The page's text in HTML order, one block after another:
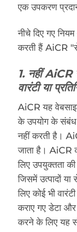
एक उपकरण
नीचे दिए गए
करती हैं AiCR
1. नहीं AiCR
वारंटी या
AiCR यह
के उपयोग के संबंध
नहीं करती है।
जाता है। AiCR
लिए उपयुक्तता की
जिसमें उत्पादों
लिए कोई भी
कराए गए डेटा
करने के लिए यह